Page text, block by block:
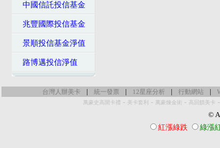
中國信託投信基金
兆豐國際投信基金
景順投信基金淨值
路博邁投信淨值
台灣人辦美卡 | 統一發票 | 12星座分析 | 行動網站 |
萬豪史高開卡禮 - 美卡套利 - 萬豪煉金術 - 高回饋美卡
©
紅漲綠跌
綠漲